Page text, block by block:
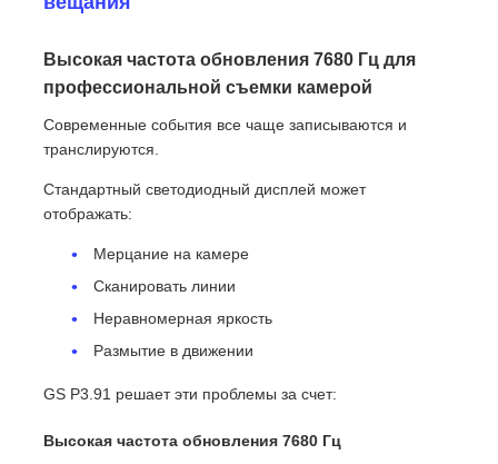
Высокая частота обновления 7680 Гц для
профессиональной съемки камерой
Современные события все чаще записываются и
транслируются.
Стандартный светодиодный дисплей может
отображать:
Мерцание на камере
Сканировать линии
Неравномерная яркость
Размытие в движении
GS P3.91 решает эти проблемы за счет:
Высокая частота обновления 7680 Гц